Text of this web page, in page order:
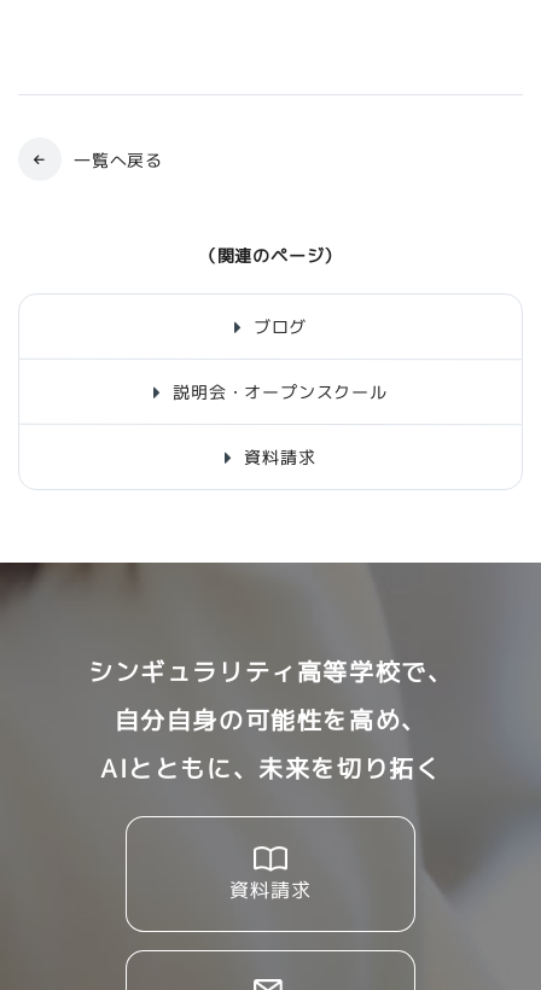
一覧へ戻る
（関連のページ）
ブログ
説明会・オープンスクール
資料請求
シンギュラリティ高等学校で、
自分自身の可能性を高め、
AIとともに、未来を切り拓く
資料請求